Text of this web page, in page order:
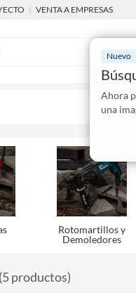
| VENTA A EMPRESAS
Nuevo
Ahora
una
Rotomartillos y
Demoledores
(5productos)